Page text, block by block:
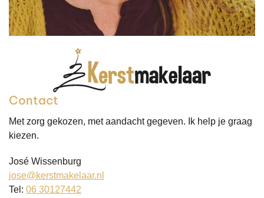
Contact
Met zorg gekozen, met aandacht gegeven. Ik help je graag
kiezen.
José Wissenburg
jose@kerstmakelaar.nl
Tel: 06 30127442